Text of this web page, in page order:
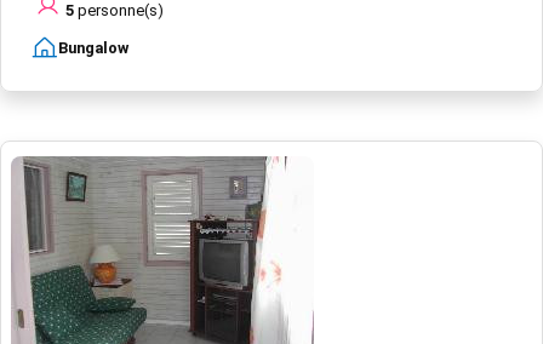
5 personne(s)
Bungalow